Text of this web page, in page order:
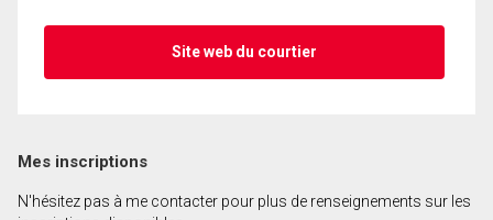
Site web du courtier
Mes inscriptions
N'hésitez pas à me contacter pour plus de renseignements sur les